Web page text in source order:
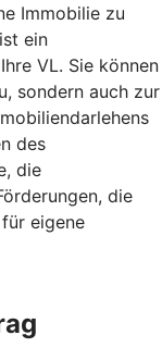
Immobilie zu
ein
VL. Sie können
sondern auch zur
des
die
die
eigene